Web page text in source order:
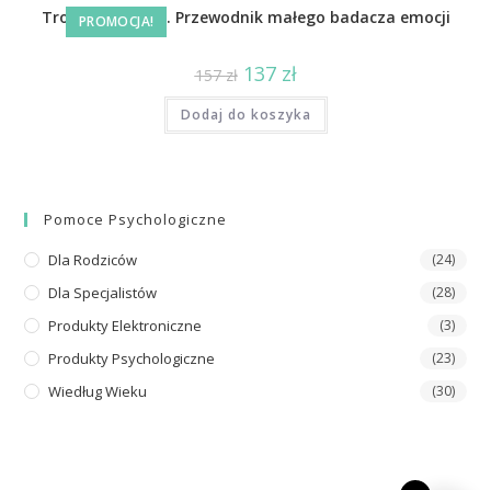
PROMOCJA!
Tropiciele Uczuć. Przewodnik małego badacza emocji
157zł 137 zł
Dodaj do koszyka
Pomoce Psychologiczne
Dla Rodziców (24)
Dla Specjalistów (28)
Produkty Elektroniczne (3)
Produkty Psychologiczne (23)
Wiedług Wieku (30)